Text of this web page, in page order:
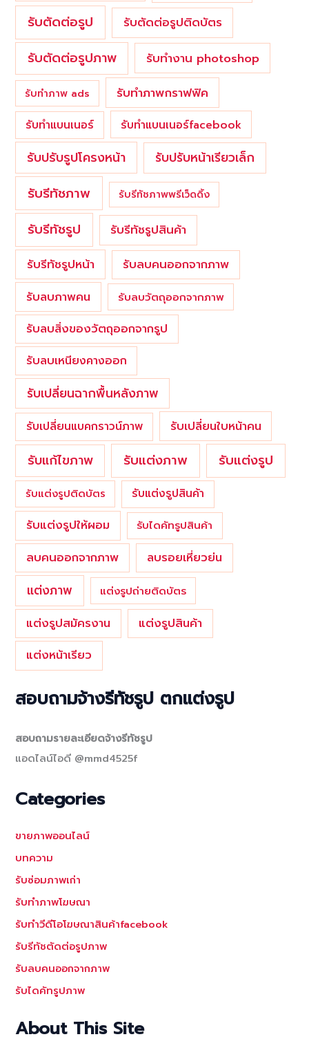
รับตัดต่อรูป
รับตัดต่อรูปติดบัตร
รับตัดต่อรูปภาพ รับทำงาน photoshop
รับทำภาพ ads รับทำภาพกราฟฟิค
รับทำแบนเนอร์ รับทำแบนเนอร์facebook
รับปรับรูปโครงหน้า รับปรับหน้าเรียวเล็ก
รับรีทัชภาพ รับรีทัชภาพพรีเว็ดดิ้ง
รับรีทัชรูป
รับรีทัชรูปสินค้า
รับรีทัชรูปหน้า
รับลบคนออกจากภาพ
รับลบภาพคน
รับลบวัตถุออกจากภาพ
รับลบสิ่งของวัตถุออกจากรูป
รับลบเหนียงคางออก
รับเปลี่ยนฉากพื้นหลังภาพ
รับเปลี่ยนแบคกราวน์ภาพ รับเปลี่ยนใบหน้าคน
รับแก้ไขภาพ รับแต่งภาพ รับแต่งรูป
รับแต่งรูปติดบัตร รับแต่งรูปสินค้า
รับแต่งรูปให้ผอม รับไดคัทรูปสินค้า
ลบคนออกจากภาพ ลบรอยเหี่ยวย่น
แต่งภาพ แต่งรูปถ่ายติดบัตร
แต่งรูปสมัครงาน
แต่งรูปสินค้า
แต่งหน้าเรียว
สอบถามจ้างรีทัชรูป ตกแต่งรูป
สอบถามรายละเอียดจ้างรีทัชรูป
แอดไลน์ไอดี @mmd4525f
Categories
ขายภาพออนไลน์
บทความ
รับซ่อมภาพเก่า
รับทำภาพโฆษณา
รับทำวีดีโอโฆษณาสินค้าfacebook
รับรีทัชตัดต่อรูปภาพ
รับลบคนออกจากภาพ
รับไดคัทรูปภาพ
About This Site